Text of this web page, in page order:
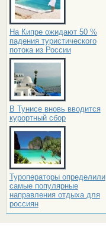
На Кипре ожидают 50 %
падения туристического
потока из России
В Тунисе вновь вводится
курортный сбор
Туроператоры определили
самые популярные
направления отдыха для
россиян